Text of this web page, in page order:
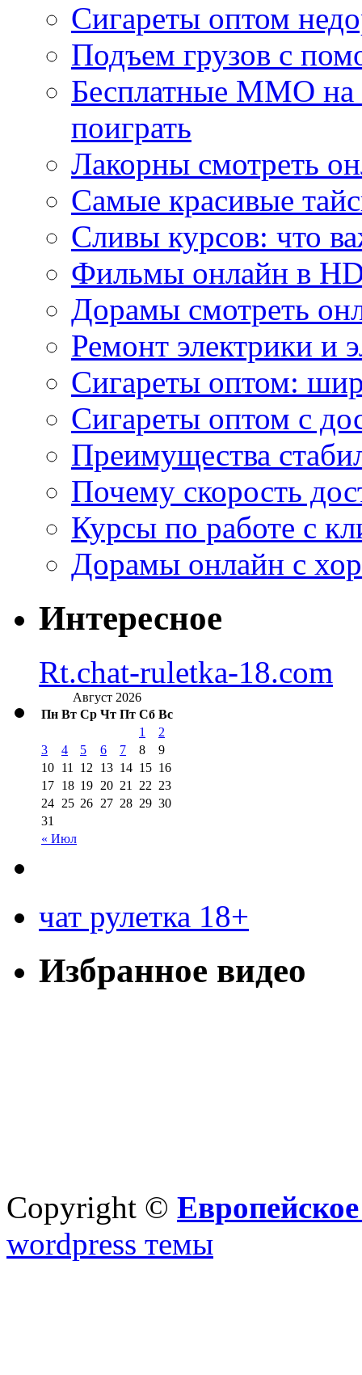
Сигареты оптом
Подъем грузов с
Бесплатные MMO
поиграть
Лакорны смотреть
Самые красивые
Сливы курсов: что
Фильмы онлайн в
Дорамы смотреть
Ремонт электрики и
Сигареты оптом:
Сигареты оптом с
Преимущества
Почему скорость
Курсы по работе с
Дорамы онлайн с
Интересное
Rt.chat-ruletka-18.com
Август 2026
Пн Вт Ср Чт Пт Сб Вс
« Июл
1
2
3
4 5 6 7 8
9
10 11 12 13 14 15 16
17 18 19 20 21 22 23
24 25 26 27 28 29 30
31
чат рулетка 18+
Избранное видео
Copyright ©
wordpress темы